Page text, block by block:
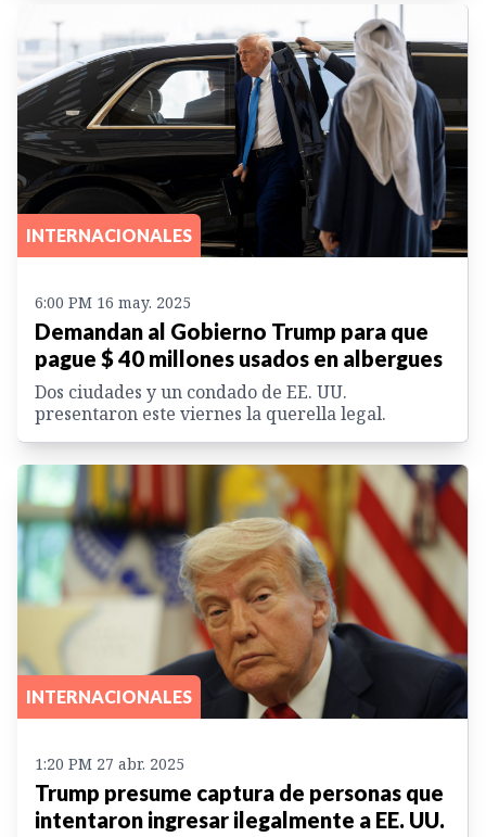
INTERNACIONALES
6:00 PM 16 may. 2025
Demandan al Gobierno Trump para que
pague $ 40 millones usados en albergues
Dos ciudades y un condado de EE. UU.
presentaron este viernes la querella legal.
INTERNACIONALES
1:20 PM 27 abr. 2025
Trump presume captura de personas que
intentaron ingresar ilegalmente a EE. UU.